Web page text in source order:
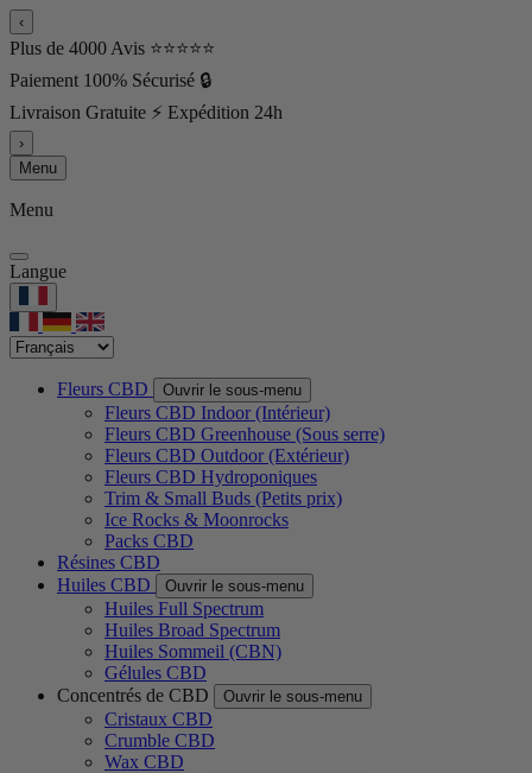
‹
Plus de 4000 Avis ⭐⭐⭐⭐⭐
Paiement 100% Sécurisé 🔒
Livraison Gratuite ⚡ Expédition 24h
›
Menu
Menu
Langue
Fleurs CBD Ouvrir le sous-menu
Fleurs CBD Indoor (Intérieur)
Fleurs CBD Greenhouse (Sous serre)
Fleurs CBD Outdoor (Extérieur)
Fleurs CBD Hydroponiques
Trim & Small Buds (Petits prix)
Ice Rocks & Moonrocks
Packs CBD
Résines CBD
Huiles CBD
Ouvrir le sous-menu
Huiles Full Spectrum
Huiles Broad Spectrum
Huiles Sommeil (CBN)
Gélules CBD
Concentrés de CBD
Ouvrir le sous-menu
Cristaux CBD
Crumble CBD
Wax CBD